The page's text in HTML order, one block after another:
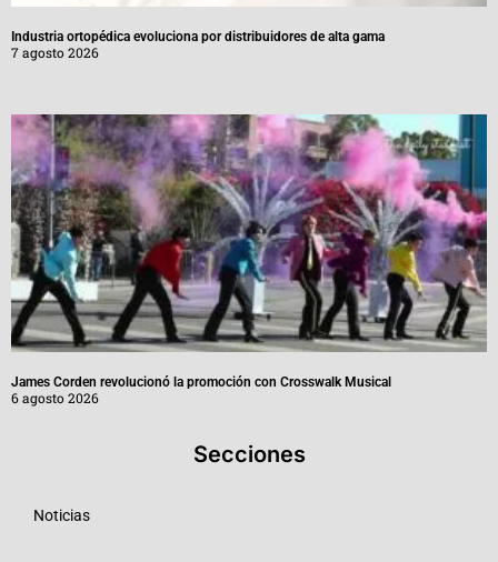
Industria ortopédica evoluciona por distribuidores de alta gama
7 agosto 2026
James Corden revolucionó la promoción con Crosswalk Musical
6 agosto 2026
Secciones
Noticias